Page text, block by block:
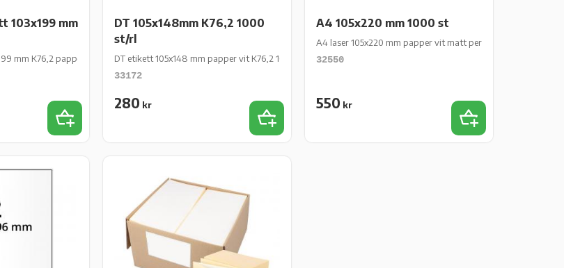
103x199 mm
mm K76,2 papper vit matt 750 st/rl
Lägg till i favoriter
DT 105x148mm K76,2 1000
st/rl
DT etikett 105x148 mm papper vit K76,2 1000 st/rl
33172
280 kr
Lägg till i favoriter
A4 105x220 mm 1000 st
A4 laser 105x220 mm papper vit matt permanent 1000 st
32550
550 kr
Lägg till i favoriter